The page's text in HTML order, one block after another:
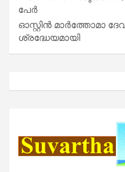
പേർ
ഓസ്റ്റിൻ മാർത്തോമാ
ശ്രദ്ധേയമായി